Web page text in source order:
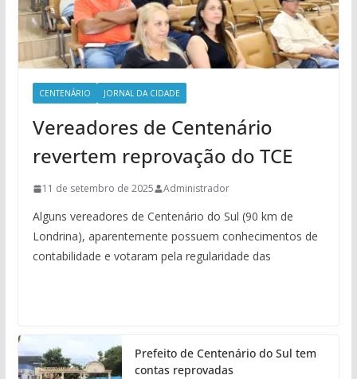
CENTENÁRIO JORNAL DA CIDADE
Vereadores de Centenário
revertem reprovação do TCE
11 de setembro de 2025 Administrador
Alguns vereadores de Centenário do Sul (90 km de
Londrina), aparentemente possuem conhecimentos de
contabilidade e votaram pela regularidade das
Prefeito de Centenário do Sul tem
contas reprovadas